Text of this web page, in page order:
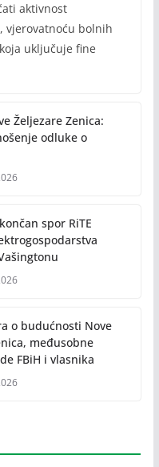
aktivnost
vjerovatnoću bolnih
uključuje fine
Željezare Zenica:
odluke o
spor RiTE
o budućnosti Nove
međusobne
FBiH i vlasnika